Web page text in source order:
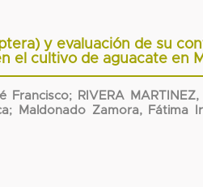
y evaluación de su
el cultivo de aguacate en
Francisco; RIVERA MARTINEZ,
; Maldonado Zamora, Fátima